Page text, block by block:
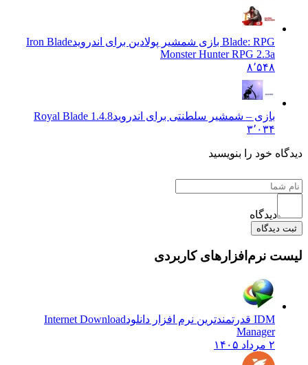
Blade: RPG بازی شمشیر پولادین برای اندروید
Iron Blade
Monster Hunter RPG 2.3a
۸٬۵۴۸
بازی – شمشیر سلطنتی برای اندروید1.4.8 Royal Blade
۳٬۰۳۴
دیدگاه خود را بنویسید
دیدگاه
ثبت دیدگاه
لیست نرم‌افزارهای کاربردی
IDM قدرتمندترین نرم افزار دانلود
Internet Download
Manager
۲ مرداد ۱۴۰۵